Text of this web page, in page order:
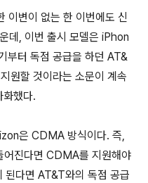
이변이 없는 한 이번에도 신
데, 이번 출시 모델은 iPhon
부터 독점 공급을 하던 AT&
원할 것이라는 소문이 계속
했다.
은 CDMA 방식이다. 즉,
진다면 CDMA를 지원해야
다면 AT&T와의 독점 공급